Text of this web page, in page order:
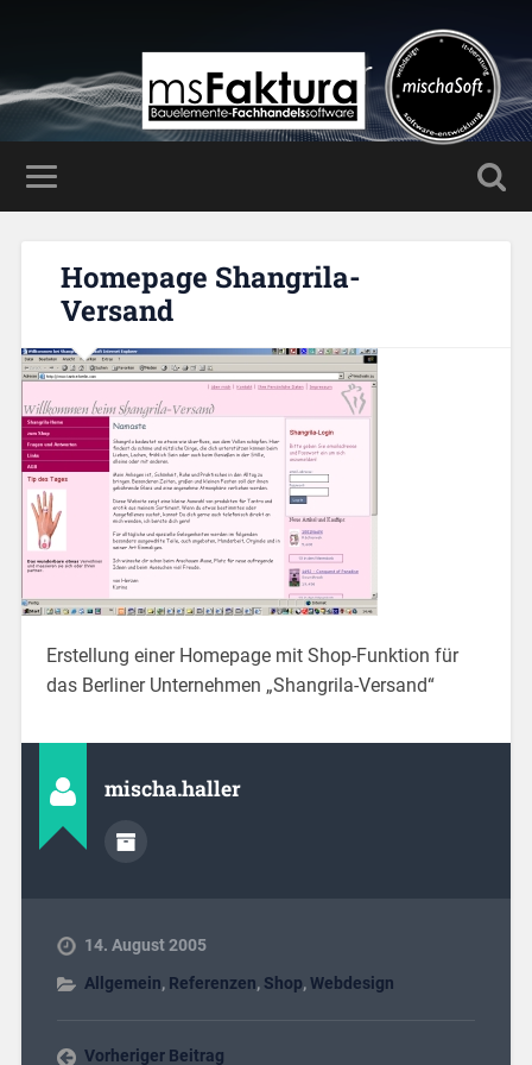
Mischa Haller
Homepage Shangrila-
Versand
Erstellung einer Homepage mit Shop-Funktion für
das Berliner Unternehmen „Shangrila-Versand“
mischa.haller
14. August 2005
Allgemein, Referenzen, Shop,Webdesign
Vorheriger Beitrag